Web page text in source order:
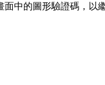
面中的圖形驗證碼，以